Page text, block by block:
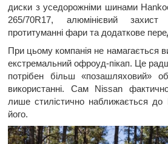
диски з уседорожніми шинами
265/70R17, алюмінієвий захист
протитуманні фари та додаткове
При цьому компанія не намагається
екстремальний офроуд-пікап. Це
потрібен більш «позашляховий»
використанні. Сам Nissan
лише стилістично наближається
його.